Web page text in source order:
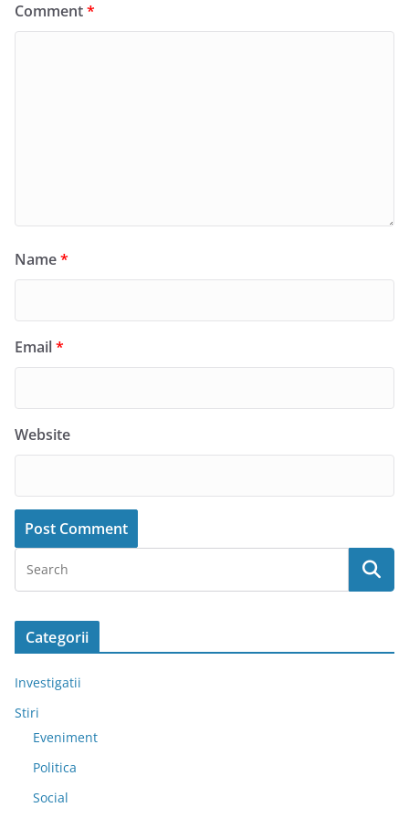
Comment*
Name*
Email*
Website
Categorii
Investigatii
Stiri
Eveniment
Politica
Social